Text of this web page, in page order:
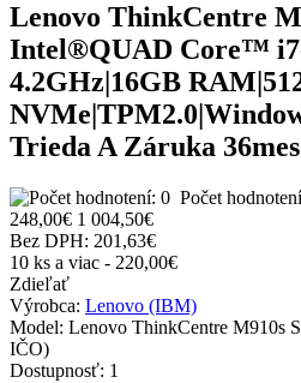
Lenovo ThinkCentre
Intel®QUAD Core™
4.2GHz|16GB
Trieda A Záruka
Počet
248,00€ 1 004,50€
Bez DPH: 201,63€
10 ks a viac - 220,00€
Zdieľať
Výrobca: Lenovo (IBM)
Model: Lenovo ThinkCentre M910s
IČO)
Dostupnosť: 1